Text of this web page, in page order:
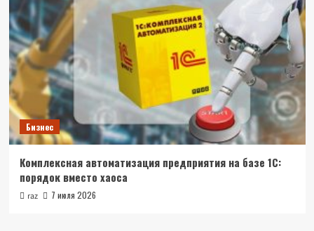
Бизнес
Комплексная автоматизация предприятия на базе 1С:
порядок вместо хаоса
raz 7 июля 2026